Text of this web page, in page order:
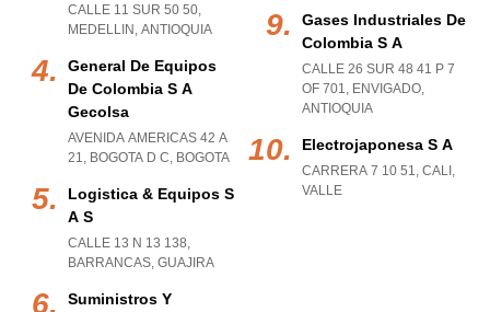
CALLE 11 SUR 50 50,
MEDELLIN , ANTIOQUIA
General De Equipos
De Colombia S A
Gecolsa
AVENIDA AMERICAS 42 A
21, BOGOTA D C, BOGOTA
Logistica & Equipos S
A S
CALLE 13 N 13 138,
BARRANCAS, GUAJIRA
Suministros Y
Gases Industriales De
Colombia S A
CALLE 26 SUR 48 41 P 7
OF 701, ENVIGADO,
ANTIOQUIA
Electrojaponesa S A
CARRERA 7 10 51, CALI ,
VALLE